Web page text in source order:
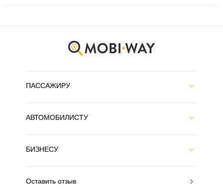
ПАССАЖИРУ
АВТОМОБИЛИСТУ
БИЗНЕСУ
Оставить отзыв